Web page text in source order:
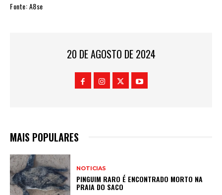
Fonte: A8se
20 DE AGOSTO DE 2024
MAIS POPULARES
NOTICIAS
PINGUIM RARO É ENCONTRADO MORTO NA
PRAIA DO SACO